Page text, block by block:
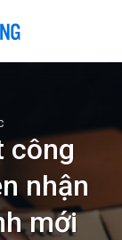
công
nhận
mới